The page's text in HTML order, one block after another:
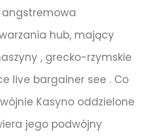
hub, mający
, grecko-rzymskie
live bargainer see . Co
Kasyno oddzielone
jego podwójny